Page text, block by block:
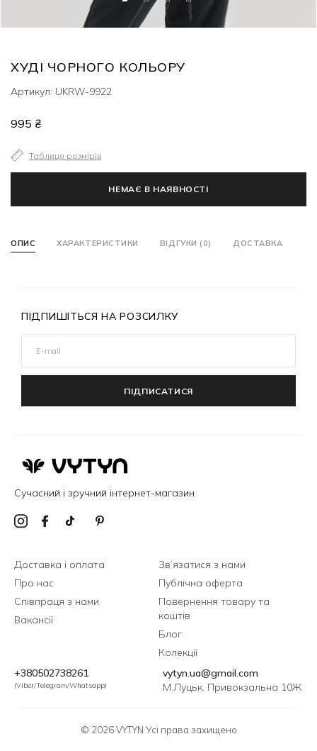
ХУДІ ЧОРНОГО КОЛЬОРУ
Артикул: UKRW-9922
995 ₴
Таблиця розмірів
НЕМАЄ В НАЯВНОСТІ
ОПИС ХАРАКТЕРИСТИКИ ВІДГУКИ (0) ДОСТАВКА
ПІДПИШІТЬСЯ НА РОЗСИЛКУ
ПІДПИСАТИСЯ
Сучасний і зручний інтернет-магазин
Доставка і оплата
Про нас
Співпраця з нами
Вакансії
Зв’язатися з нами
Публічна оферта
Повернення товару та
коштів
Блог
Колекції
+380502738261
(Viber/Telegram/Whatsapp)
vytyn.ua@gmail.com
М.Луцьк, Привокзальна 10Ж
© 2026 VYTYN Усі права захищено